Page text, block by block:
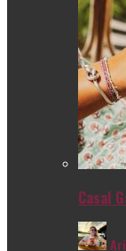
Casal